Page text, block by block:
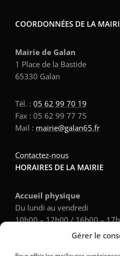
Gérer le
COORDONNÉES DE LA
Mairie de Galan
1 Place de la Bastide
65330 Galan
Tél. : 05 62 99 70 19
Fax : 05 62 99 77 75
Mail : mairie@galan65.fr
Contactez-nous
HORAIRES DE LA MAIRIE
Accueil physique
Du lundi au vendredi
10h00 – 12h00 / 16h00 –